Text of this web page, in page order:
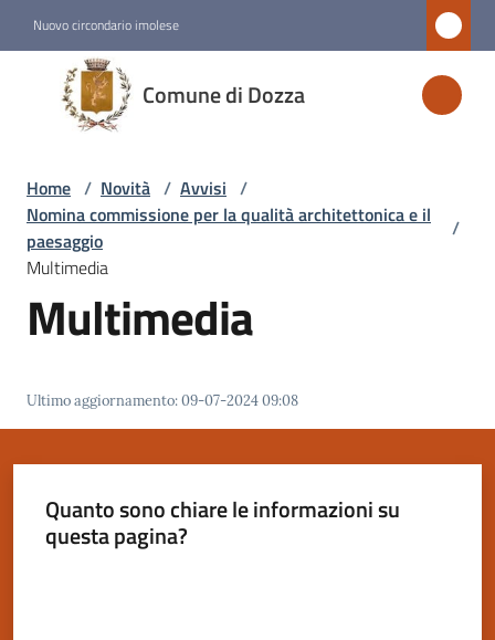
Nuovo circondario imolese
Comune di Dozza
Comune
di
Dozza
Amministrazione
Novità
Menu selezionato
Dozza
Home / Novità / Avvisi /
Nomina commissione per la qualità architettonica e il
paesaggio
/
Multimedia
Multimedia
Ultimo aggiornamento:09-07-2024 09:08
Quanto sono chiare le informazioni su
questa pagina?